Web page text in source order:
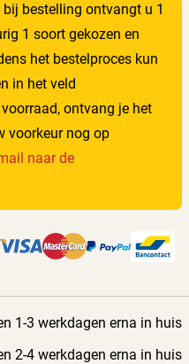
bestelling ontvangt u 1
1 soort gekozen en
het bestelproces kun
in het veld
ontvang je het
voorkeur nog op
naar de
1-3 werkdagen erna in huis
2-4 werkdagen erna in huis